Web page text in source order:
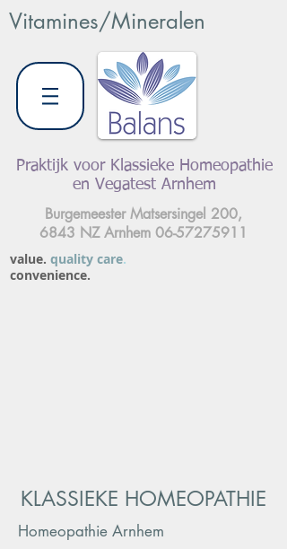
Vitamines/Mineralen
Burgemeester Matsersingel 200,
6843 NZ Arnhem 06-57275911
Praktijk voor Klassieke Homeopathie
en Vegatest Arnhem
value. quality care.
convenience.
KLASSIEKE HOMEOPATHIE
Homeopathie Arnhem